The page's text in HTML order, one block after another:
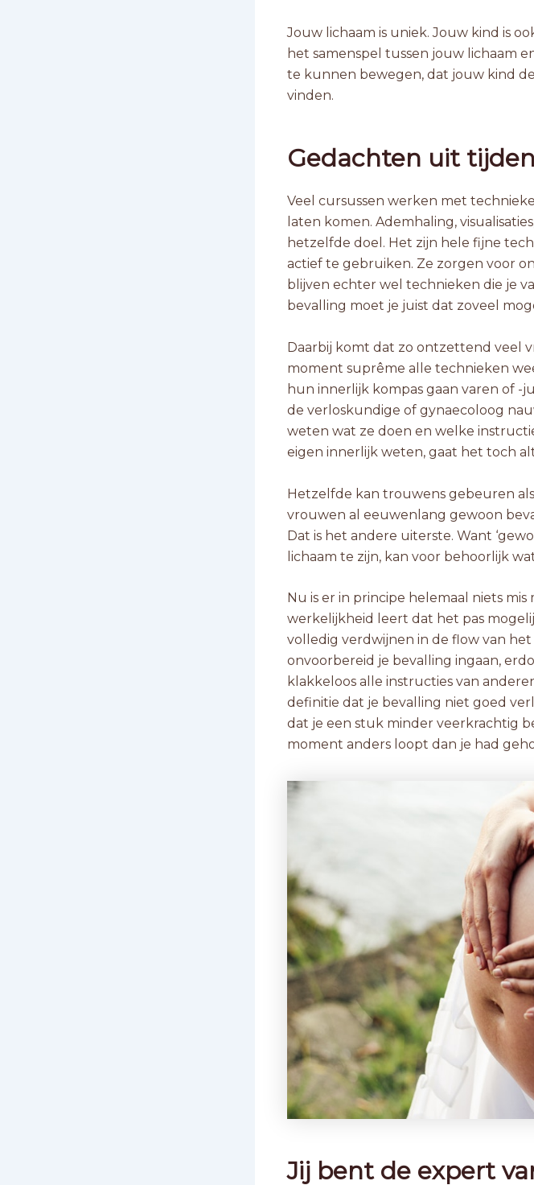
Jouw lichaam is uniek. Jouw kind is
het samenspel tussen jouw lichaam
te kunnen bewegen, dat jouw kind
vinden.
Gedachten uit
Veel cursussen werken met
laten komen. Ademhaling,
hetzelfde doel. Het zijn hele fijne
actief te gebruiken. Ze zorgen voor
blijven echter wel technieken die je
bevalling moet je juist dat zoveel
Daarbij komt dat zo ontzettend veel
moment suprême alle technieken
hun innerlijk kompas gaan varen of -
de verloskundige of gynaecoloog
weten wat ze doen en welke
eigen innerlijk weten, gaat het toch
Hetzelfde kan trouwens gebeuren
vrouwen al eeuwenlang gewoon
Dat is het andere uiterste. Want
lichaam te zijn, kan voor behoorlijk
Nu is er in principe helemaal niets mis
werkelijkheid leert dat het pas
volledig verdwijnen in de flow van
onvoorbereid je bevalling ingaan,
klakkeloos alle instructies van
definitie dat je bevalling niet goed
dat je een stuk minder veerkrachtig
moment anders loopt dan je had
Jij bent de expert